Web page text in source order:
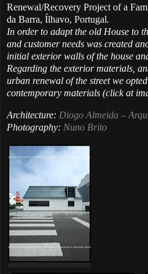
Renewal/Recovery Project of a
da Barra, Ílhavo, Portugal.
In order to adapt the old House to
and customer needs was created
initial exterior walls of the house
Regarding the exterior materials,
urban renewal of the street we
contemporary materials (click at
Architecture: Diogo Almeida –
Photography: Nuno Brito